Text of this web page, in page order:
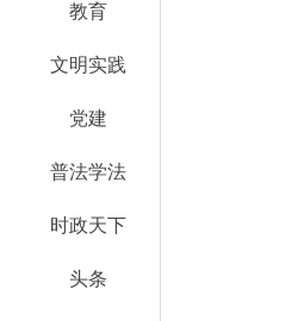
教育
文明实践
党建
普法学法
时政天下
头条